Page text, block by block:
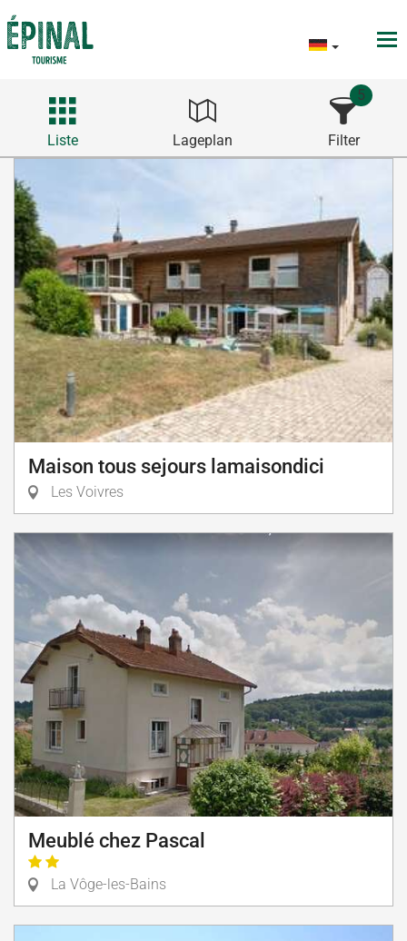
Liste Lageplan Filter
5
Maison tous sejours lamaisondici
Les Voivres
Meublé chez Pascal
La Vôge-les-Bains